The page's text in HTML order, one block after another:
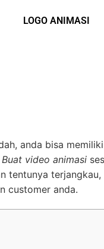
LOGO ANIMASI
anda bisa memiliki
Buat video animasi
tentunya terjangkau,
customer anda.